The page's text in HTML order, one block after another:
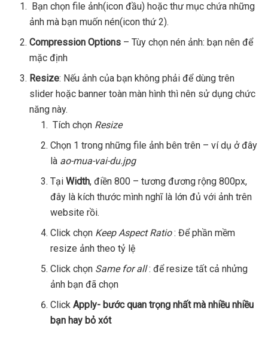
Bạn chọn file ảnh(icon đầu) hoặc thư mục chứa những
ảnh mà bạn muốn nén(icon thứ 2).
Compression Options – Tùy chọn nén ảnh: bạn nên để
mặc định
Resize: Nếu ảnh của bạn không phải để dùng trên
slider hoặc banner toàn màn hình thì nên sử dụng chức
năng này.
Tích chọn Resize
Chọn 1 trong những file ảnh bên trên – ví dụ ở đây
là ao-mua-vai-du.jpg
Tại Width, điền 800 – tương đương rộng 800px,
đây là kích thước mình nghĩ là lớn đủ với ảnh trên
website rồi.
Click chọn Keep Aspect Ratio: Để phần mềm
resize ảnh theo tỷ lệ
Click chọn Same for all: để resize tất cả nhửng
ảnh bạn đã chọn
Click Apply- bước quan trọng nhất mà nhiều nhiều
bạn hay bỏ xót